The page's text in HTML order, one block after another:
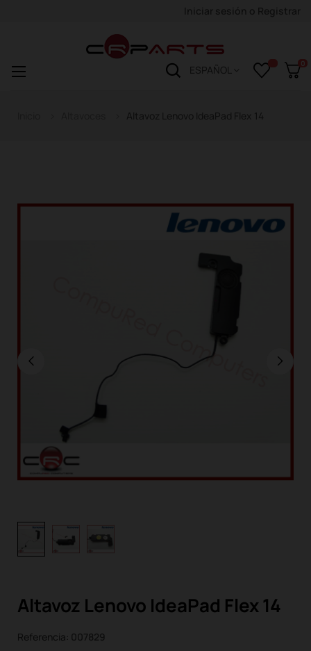
ESPAÑOL
0
Navegación
☰
Altavoz Lenovo IdeaPad Flex 14
Referencia: 007829